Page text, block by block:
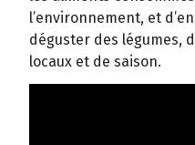
l’environnement, et
déguster des légumes,
locaux et de saison.